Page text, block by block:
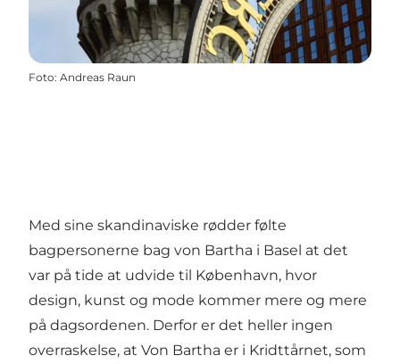
Foto: Andreas Raun
Med sine skandinaviske rødder følte
bagpersonerne bag von Bartha i Basel at det
var på tide at udvide til København, hvor
design, kunst og mode kommer mere og mere
på dagsordenen. Derfor er det heller ingen
overraskelse, at Von Bartha er i Kridttårnet, som